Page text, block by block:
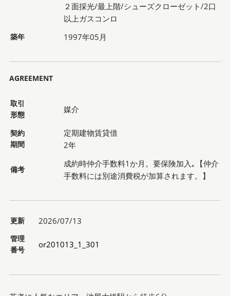
２面採光/最上階/シューズクローゼット/2口
以上ガスコンロ
築年 1997年05月
AGREEMENT
取引
形態
媒介
契約
期間
定期建物賃貸借
2年
備考
成約時仲介手数料1か月。要保険加入｡【仲介
手数料には別途消費税が加算されます。】
更新 2026/07/13
管理
番号
or201013_1_301